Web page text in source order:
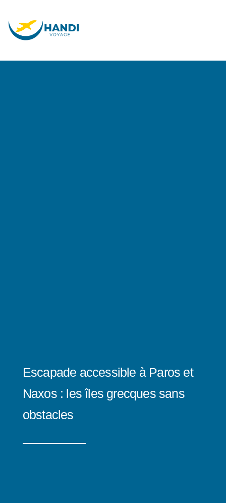
Escapade accessible à Paros et
Naxos : les îles grecques sans
obstacles